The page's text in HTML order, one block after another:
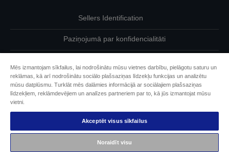
Sellers Identification
Paziņojumā par konfidencialitāti
Sazinieties ar mums par saviem datiem
Epson apņemšanās pieejamības nodrošināšanā
Mēs izmantojam sīkfailus, lai nodrošinātu mūsu vietnes darbību, pielāgotu saturu un
reklāmas, kā arī nodrošinātu sociālo plašsaziņas līdzekļu funkcijas un analizētu
mūsu datplūsmu. Turklāt mēs dalāmies informācijā ar sociālajiem plašsaziņas
līdzekļiem, reklāmdevējiem un analīzes partneriem par to, kā jūs izmantojat mūsu
vietni.
Akceptēt visus sīkfailus
Noraidīt visu